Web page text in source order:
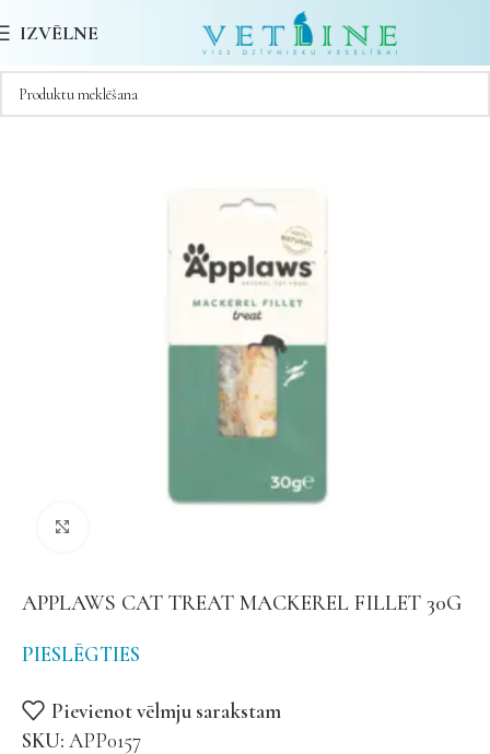
IZVĒLNE
APPLAWS CAT TREAT MACKEREL FILLET 30G
PIESLĒGTIES
Pievienot vēlmju sarakstam
SKU: APP0157